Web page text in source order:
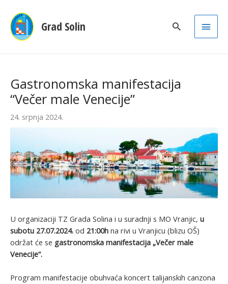
Grad Solin
Main
Gastronomska manifestacija
“Večer male Venecije”
24. srpnja 2024.
U organizaciji TZ Grada Solina i u suradnji s MO Vranjic, u
subotu 27.07.2024. od 21:00h na rivi u Vranjicu (blizu OŠ)
održat će se gastronomska manifestacija „Večer male
Venecije“.
Program manifestacije obuhvaća koncert talijanskih canzona